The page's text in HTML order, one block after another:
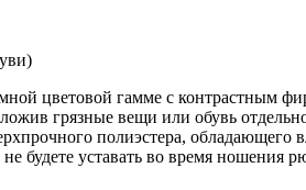
цветовой гамме с контрастным
грязные вещи или обувь
полиэстера,
будете уставать во время ношения